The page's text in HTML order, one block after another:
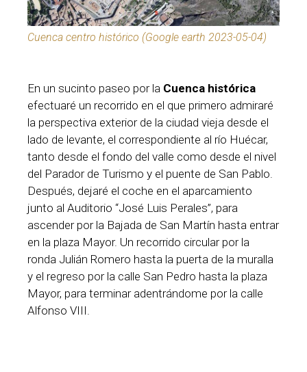
Cuenca centro histórico (Google earth 2023-05-04)
En un sucinto paseo por la Cuenca histórica
efectuaré un recorrido en el que primero admiraré
la perspectiva exterior de la ciudad vieja desde el
lado de levante, el correspondiente al río Huécar,
tanto desde el fondo del valle como desde el nivel
del Parador de Turismo y el puente de San Pablo.
Después, dejaré el coche en el aparcamiento
junto al Auditorio “José Luis Perales”, para
ascender por la Bajada de San Martín hasta entrar
en la plaza Mayor. Un recorrido circular por la
ronda Julián Romero hasta la puerta de la muralla
y el regreso por la calle San Pedro hasta la plaza
Mayor, para terminar adentrándome por la calle
Alfonso VIII.